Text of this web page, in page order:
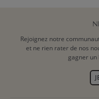
Rejoignez notre
et ne rien rater de nos
gagner un